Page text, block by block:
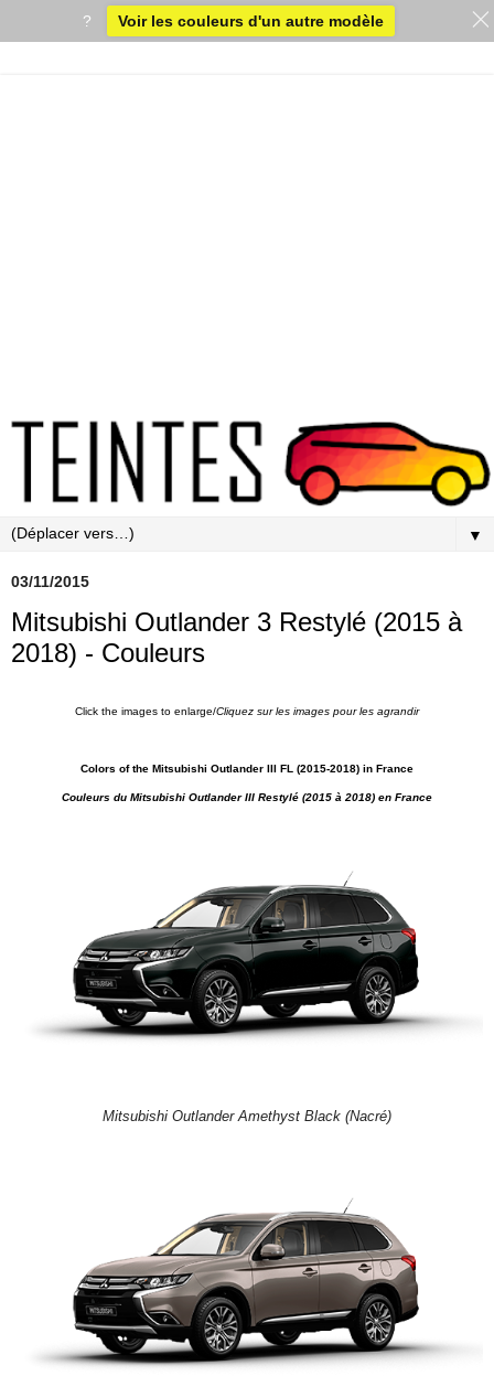
▼
03/11/2015
Mitsubishi Outlander 3 Restylé (2015 à
2018) - Couleurs
Click the images to enlarge/Cliquez sur les images pour les agrandir
Colors of the Mitsubishi Outlander III FL (2015-2018) in France
Couleurs du Mitsubishi Outlander III Restylé (2015 à 2018) en France
Mitsubishi Outlander Amethyst Black (Nacré)
? Voir les couleurs d'un autre modèle